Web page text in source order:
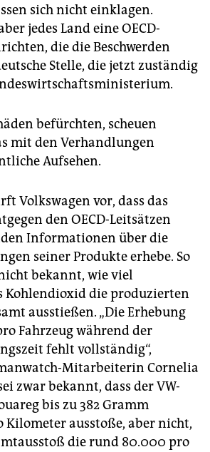
sich nicht einklagen.
jedes Land eine OECD-
die die Beschwerden
Stelle, die jetzt zuständig
befürchten, scheuen
mit den Verhandlungen
Aufsehen.
Volkswagen vor, dass das
den OECD-Leitsätzen
Informationen über die
seiner Produkte erhebe. So
bekannt, wie viel
Kohlendioxid die produzierten
ausstießen. „Die Erhebung
Fahrzeug während der
fehlt vollständig“,
Mitarbeiterin Cornelia
zwar bekannt, dass der VW-
bis zu 382 Gramm
ausstoße, aber nicht,
die rund 80.000 pro